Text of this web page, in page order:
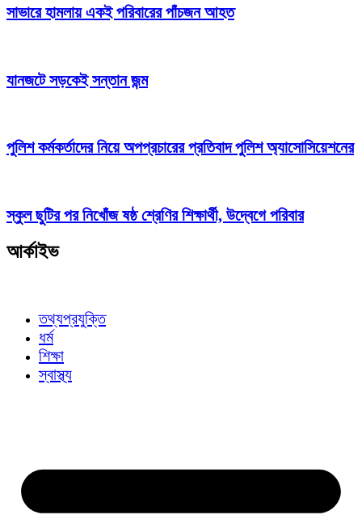
সাভারে হামলায় একই পরিবারের পাঁচজন আহত
যানজটে সড়কেই সন্তান জন্ম
পুলিশ কর্মকর্তাদের নিয়ে অপপ্রচারের প্রতিবাদ পুলিশ অ্যাসোসিয়েশনের
স্কুল ছুটির পর নিখোঁজ ষষ্ঠ শ্রেণির শিক্ষার্থী, উদ্বেগে পরিবার
আর্কাইভ
তথ্যপ্রযুক্তি
ধর্ম
শিক্ষা
স্বাস্থ্য